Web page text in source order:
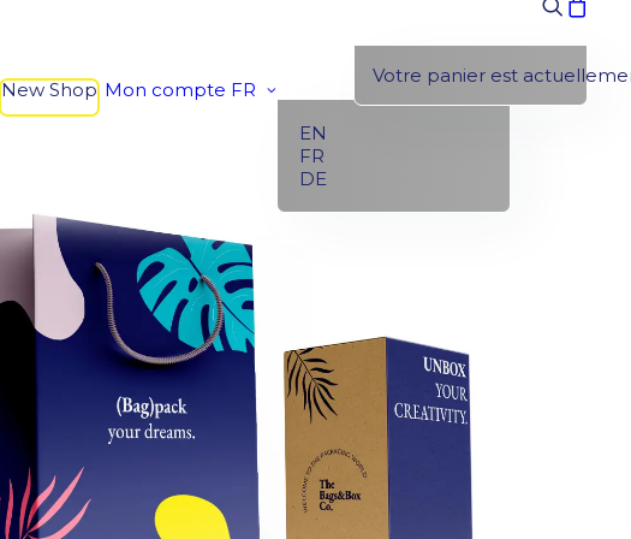
New Shop Mon compte FR
EN
FR
DE
Votre panier est